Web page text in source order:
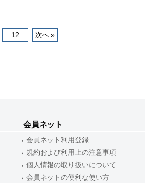
12 次へ »
会員ネット
会員ネット利用登録
規約および利用上の注意事項
個人情報の取り扱いについて
会員ネットの便利な使い方